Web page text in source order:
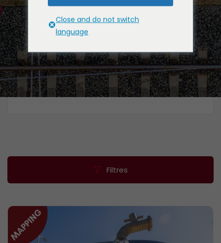
Accueil
Filtres
Close and do not switch
language